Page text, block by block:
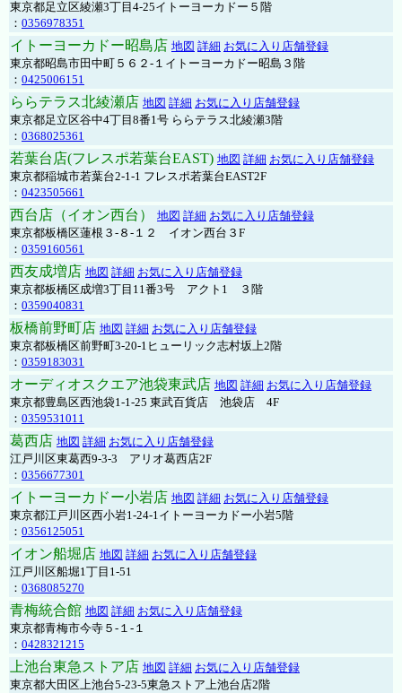
東京都足立区綾瀬3丁目4-25イトーヨーカドー５階
： 0356978351
イトーヨーカドー昭島店 地図 詳細 お気に入り店舗登録
東京都昭島市田中町５６２-１イトーヨーカドー昭島３階
： 0425006151
ららテラス北綾瀬店 地図 詳細 お気に入り店舗登録
東京都足立区谷中4丁目8番1号 ららテラス北綾瀬3階
： 0368025361
若葉台店(フレスポ若葉台EAST) 地図 詳細 お気に入り店舗登録
東京都稲城市若葉台2-1-1 フレスポ若葉台EAST2F
： 0423505661
西台店（イオン西台） 地図 詳細 お気に入り店舗登録
東京都板橋区蓮根３-８-１２ イオン西台３F
： 0359160561
西友成増店 地図 詳細 お気に入り店舗登録
東京都板橋区成増3丁目11番3号 アクト1 ３階
： 0359040831
板橋前野町店 地図 詳細 お気に入り店舗登録
東京都板橋区前野町3-20-1ヒューリック志村坂上2階
： 0359183031
オーディオスクエア池袋東武店 地図 詳細 お気に入り店舗登録
東京都豊島区西池袋1-1-25 東武百貨店 池袋店 4F
： 0359531011
葛西店 地図 詳細 お気に入り店舗登録
江戸川区東葛西9-3-3 アリオ葛西店2F
： 0356677301
イトーヨーカドー小岩店 地図 詳細 お気に入り店舗登録
東京都江戸川区西小岩1-24-1イトーヨーカドー小岩5階
： 0356125051
イオン船堀店 地図 詳細 お気に入り店舗登録
江戸川区船堀1丁目1-51
： 0368085270
青梅統合館 地図 詳細 お気に入り店舗登録
東京都青梅市今寺５-１-１
： 0428321215
上池台東急ストア店 地図 詳細 お気に入り店舗登録
東京都大田区上池台5-23-5東急ストア上池台店2階